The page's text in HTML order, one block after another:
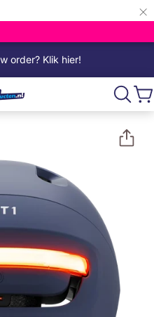
×
order? Klik hier!